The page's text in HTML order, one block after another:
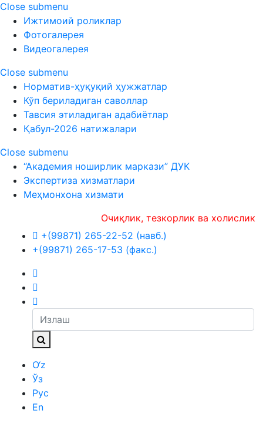
Close submenu
Ижтимоий роликлар
Фотогалерея
Видеогалерея
Close submenu
Норматив-ҳуқуқий ҳужжатлар
Кўп бериладиган саволлар
Тавсия этиладиган адабиётлар
Қабул-2026 натижалари
Close submenu
“Академия ноширлик маркази” ДУК
Экспертиза хизматлари
Меҳмонхона хизмати
Очиқлик, тезкорлик ва холислик
+(99871) 265-22-52 (навб.)
+(99871) 265-17-53 (факс.)
O‘z
Ўз
Рус
En